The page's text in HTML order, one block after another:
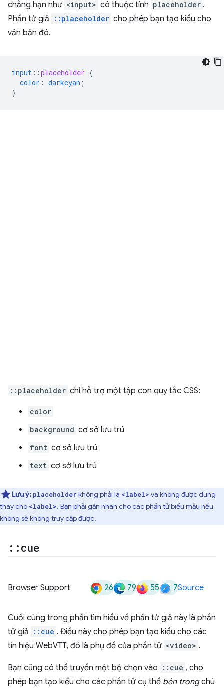
chẳng hạn như <input> có thuộc tính placeholder .
Phần tử giả
::placeholder cho phép bạn tạo kiểu cho
văn bản đó.
input ::placeholder {
color : darkcyan ;
}
::placeholder chỉ hỗ trợ một tập con quy tắc CSS:
color
background cơ sở lưu trú
font cơ sở lưu trú
text cơ sở lưu trú
Lưu ý: placeholder không phải là <label> và không được dùng
thay cho <label>. Bạn phải gắn nhãn cho các phần tử biểu mẫu nếu
không sẽ không truy cập được.
::cue
Browser Support 26 79 55 7Source
Cuối cùng trong phần tìm hiểu về phần tử giả này là phần
tử giả
::cue . Điều này cho phép bạn tạo kiểu cho các
tín hiệu WebVTT, đó là phụ đề của phần tử <video> .
Bạn cũng có thể truyền một bộ chọn vào ::cue , cho
phép bạn tạo kiểu cho các phần tử cụ thể bên trongchú